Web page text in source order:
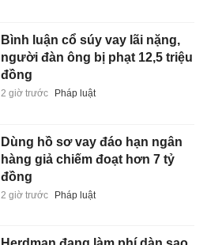
Bình luận cổ súy vay lãi nặng,
người đàn ông bị phạt 12,5 triệu
đồng
2 giờ trước Pháp luật
Dùng hồ sơ vay đáo hạn ngân
hàng giả chiếm đoạt hơn 7 tỷ
đồng
2 giờ trước Pháp luật